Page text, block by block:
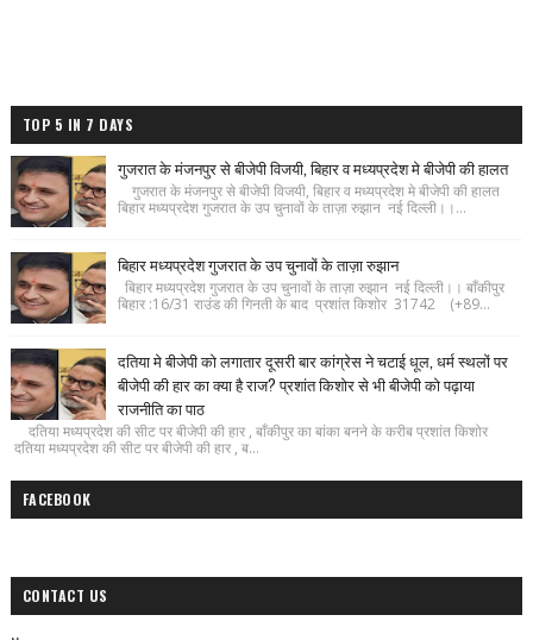
TOP 5 IN 7 DAYS
गुजरात के मंजनपुर से बीजेपी विजयी, बिहार व मध्यप्रदेश मे बीजेपी की हालत
गुजरात के मंजनपुर से बीजेपी विजयी, बिहार व मध्यप्रदेश मे बीजेपी की हालत
बिहार मध्यप्रदेश गुजरात के उप चुनावों के ताज़ा रुझान नई दिल्ली।।...
बिहार मध्यप्रदेश गुजरात के उप चुनावों के ताज़ा रुझान
बिहार मध्यप्रदेश गुजरात के उप चुनावों के ताज़ा रुझान नई दिल्ली।। बाँकीपुर
बिहार :16/31 राउंड की गिनती के बाद प्रशांत किशोर 31742 (+89...
दतिया मे बीजेपी को लगातार दूसरी बार कांग्रेस ने चटाई धूल, धर्म स्थलों पर
बीजेपी की हार का क्या है राज? प्रशांत किशोर से भी बीजेपी को पढ़ाया
राजनीति का पाठ
दतिया मध्यप्रदेश की सीट पर बीजेपी की हार , बाँकीपुर का बांका बनने के करीब प्रशांत किशोर
दतिया मध्यप्रदेश की सीट पर बीजेपी की हार , ब...
FACEBOOK
CONTACT US